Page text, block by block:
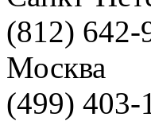
(812) 642-
Москва
(499) 403-